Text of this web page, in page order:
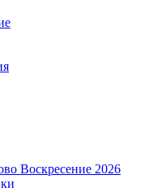
Воскресение 2026